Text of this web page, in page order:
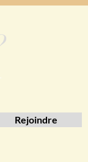
Rejoindre